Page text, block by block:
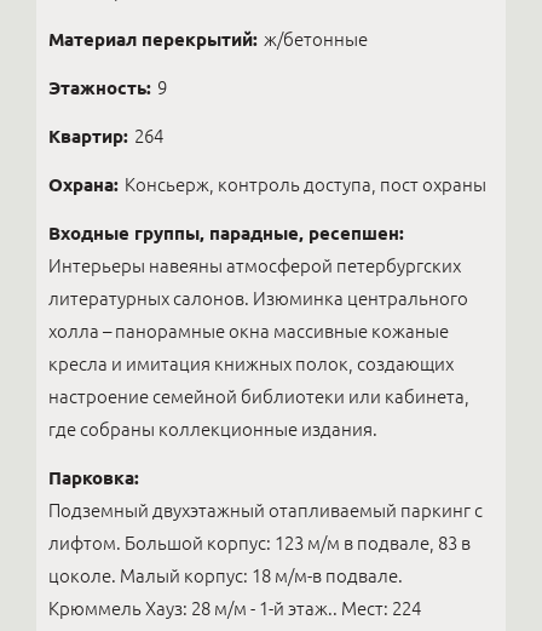
Материал перекрытий: ж/бетонные
Этажность: 9
Квартир: 264
Охрана: Консьерж, контроль доступа, пост охраны
Входные группы, парадные, ресепшен:
Интерьеры навеяны атмосферой петербургских
литературных салонов. Изюминка центрального
холла – панорамные окна массивные кожаные
кресла и имитация книжных полок, создающих
настроение семейной библиотеки или кабинета,
где собраны коллекционные издания.
Парковка:
Подземный двухэтажный отапливаемый паркинг с
лифтом. Большой корпус: 123 м/м в подвале, 83 в
цоколе. Малый корпус: 18 м/м-в подвале.
Крюммель Хауз: 28 м/м - 1-й этаж.. Мест: 224